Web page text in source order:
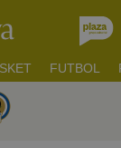
FUTBOL